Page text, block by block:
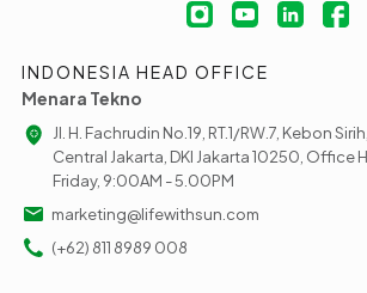
INDONESIA HEAD OFFICE
Menara Tekno
Jl. H. Fachrudin No.19, RT.1/RW.7, Kebon
Central Jakarta, DKI Jakarta 10250, Office
Friday, 9:00AM - 5.00PM
marketing@lifewithsun.com
(+62) 811 8989 008